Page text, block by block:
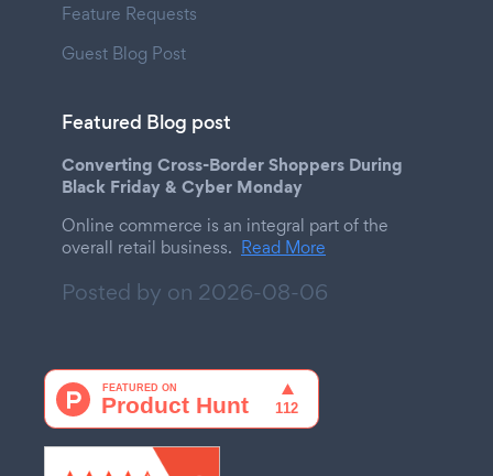
Feature Requests
Guest Blog Post
Featured Blog post
Converting Cross-Border Shoppers During
Black Friday & Cyber Monday
Online commerce is an integral part of the
overall retail business. Read More
Posted by on 2026-08-06